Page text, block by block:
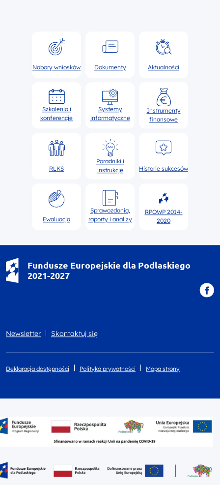
Nabory wniosków Dokumenty Aktualności
Szkolenia i
konferencje
Systemy
informatyczne
Instrumenty
finansowe
RLKS
Poradniki i
instrukcje
Historie sukcesów
Ewaluacja
Sprawozdania,
raporty i analizy
RPOWP 2014-
2020
Fundusze Europejskie dla Podlaskiego
2021-2027
Newsletter Skontaktuj się
Deklaracja dostępności Polityka prywatności Mapa strony